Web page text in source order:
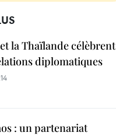
la Thaïlande célèbrent
diplomatiques
: un partenariat